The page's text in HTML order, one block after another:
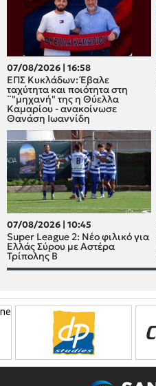
07/08/2026 | 16:58
ΕΠΣ Κυκλάδων: Έβαλε
ταχύτητα και ποιότητα στη
¨"μηχανή" της η Θύελλα
Καμαρίου - ανακοίνωσε
Θανάση Ιωαννίδη
07/08/2026 | 10:45
Super League 2: Νέο φιλικό για
Ελλάς Σύρου με Αστέρα
Τρίπολης Β